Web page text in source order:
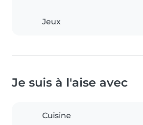
Jeux
Je suis à l'aise avec
Cuisine